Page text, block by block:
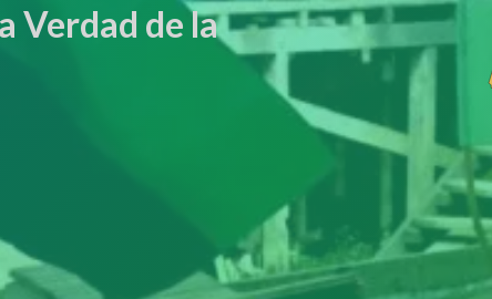
Verdad de la